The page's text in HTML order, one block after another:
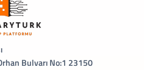
Bulvarı No:1 23150